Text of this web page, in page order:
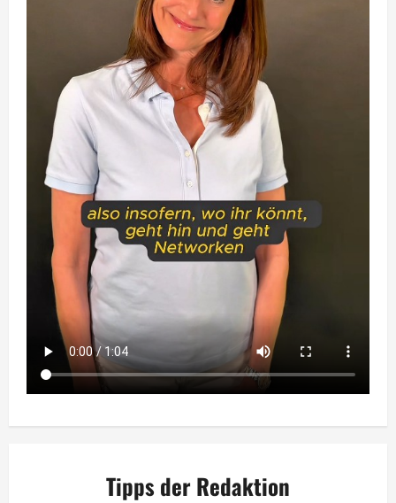
Tipps der Redaktion